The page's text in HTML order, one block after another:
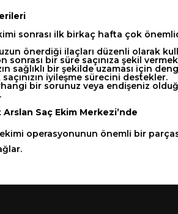
sonrası ilk birkaç hafta çok
önerdiği ilaçları düzenli olarak
sonrası bir süre saçınıza şekil
sağlıklı bir şekilde uzaması için
iyileşme sürecini destekler.
bir sorunuz veya endişeniz
Arslan Saç Ekim Merkezi’nde
ekimi operasyonunun önemli bir